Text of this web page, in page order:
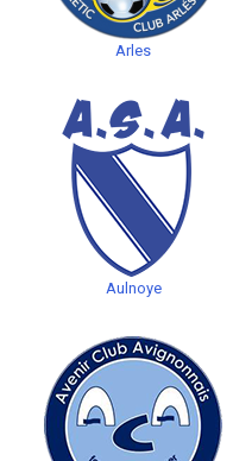
Arles
Aulnoye